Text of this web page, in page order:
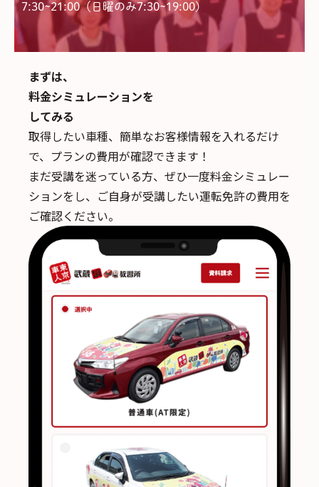
7:30~21:00（日曜のみ7:30~19:00)
まずは、
料金シミュレーションを
してみる
取得したい車種、簡単なお客様情報を入れるだけ
で、 プランの費用が確認できます！
まだ受講を迷っている方、ぜひ一度料金シミュレー
ションをし、ご自身が受講したい運転免許の費用を
ご確認ください。